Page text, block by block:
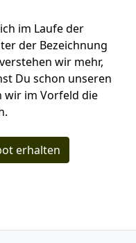
im Laufe der
der Bezeichnung
wir mehr,
Du schon unseren
wir im Vorfeld die
erhalten